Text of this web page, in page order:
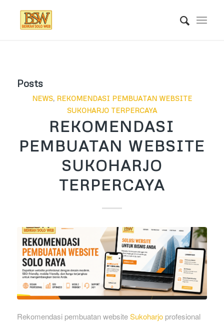
Posts
NEWS, REKOMENDASI PEMBUATAN WEBSITE
SUKOHARJO TERPERCAYA
REKOMENDASI
PEMBUATAN WEBSITE
SUKOHARJO
TERPERCAYA
Rekomendasi pembuatan websiteSukoharjoprofesional